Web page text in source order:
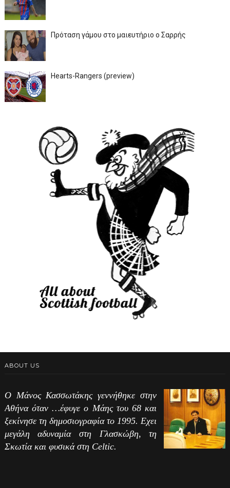
Πρόταση γάμου στο μαιευτήριο ο Σαρρής
Hearts-Rangers (preview)
ABOUT US
Ο Μάνος Κασσωτάκης γεννήθηκε στην
Αθήνα όταν …έφυγε ο Μάης του 68 και
ξεκίνησε τη δημοσιογραφία το 1995. Εχει
μεγάλη αδυναμία στη Γλασκώβη, τη
Σκωτία και φυσικά στη Celtic.